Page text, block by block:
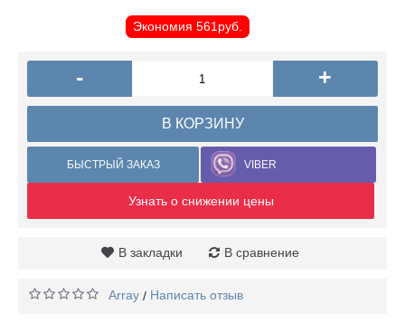
Экономия 561руб.
- +
В КОРЗИНУ
БЫСТРЫЙ ЗАКАЗ VIBER
Узнать о снижении цены
В закладки В сравнение
Array / Написать отзыв